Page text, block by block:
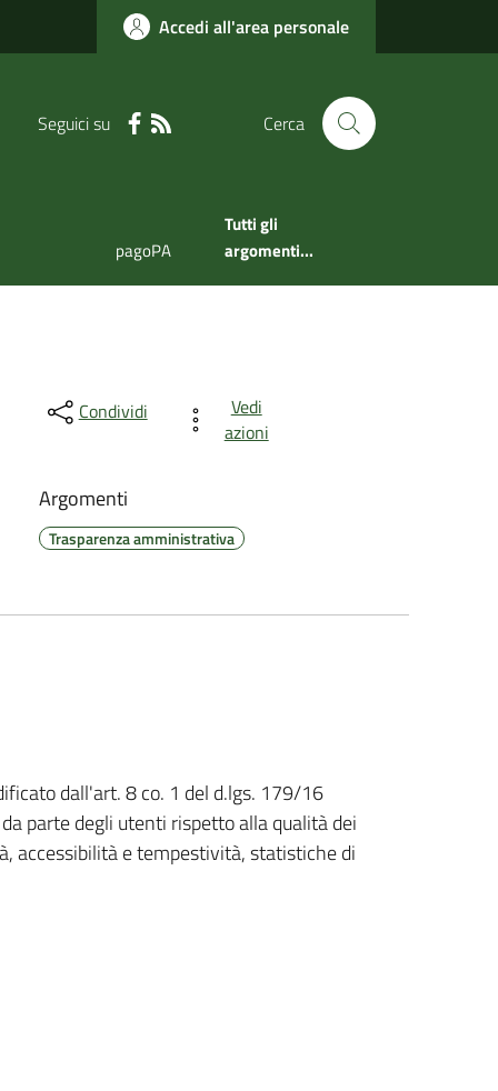
Accedi all'area personale
Seguici su Cerca
pagoPA
Tutti gli
argomenti...
Condividi
Vedi
azioni
Argomenti
Trasparenza amministrativa
dall'art. 8 co. 1 del d.lgs. 179/16
parte degli utenti rispetto alla qualità dei
accessibilità e tempestività, statistiche di